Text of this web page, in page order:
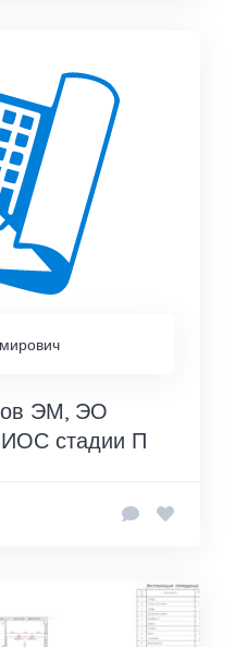
ЭМ, ЭО
ИОС стадии П